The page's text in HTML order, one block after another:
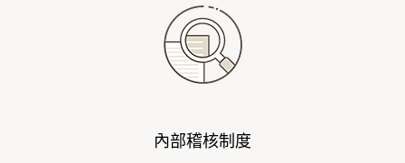
內部稽核制度